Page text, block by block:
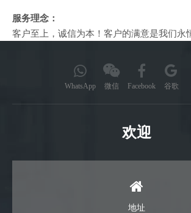
服务理念：
客户至上，诚信为本！客户的满意是我们永
WhatsApp 微信 Facebook 谷歌
欢迎
地址